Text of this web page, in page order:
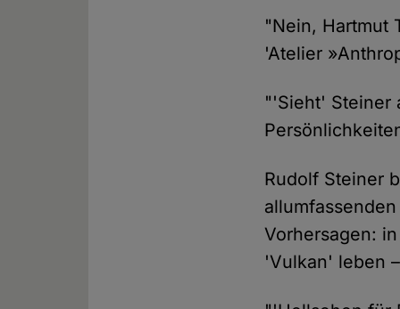
"Nein, Hartmut
'Atelier
"'Sieht' Steiner
Rudolf Steiner
Vorhersagen:
'Vulkan' leben